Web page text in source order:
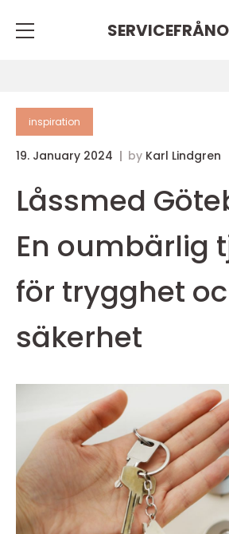
inspiration
19. January 2024 by Karl Lindgren
Låssmed
En oumbärlig
för trygghet
säkerhet